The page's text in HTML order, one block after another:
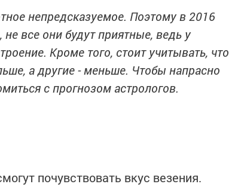
непредсказуемое. Поэтому в 2016
все они будут приятные, ведь у
Кроме того, стоит учитывать, что
а другие - меньше. Чтобы напрасно
с прогнозом астрологов.
почувствовать вкус везения.